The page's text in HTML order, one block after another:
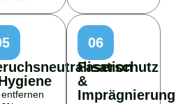
06
Faserschutz
&
Imprägnierung